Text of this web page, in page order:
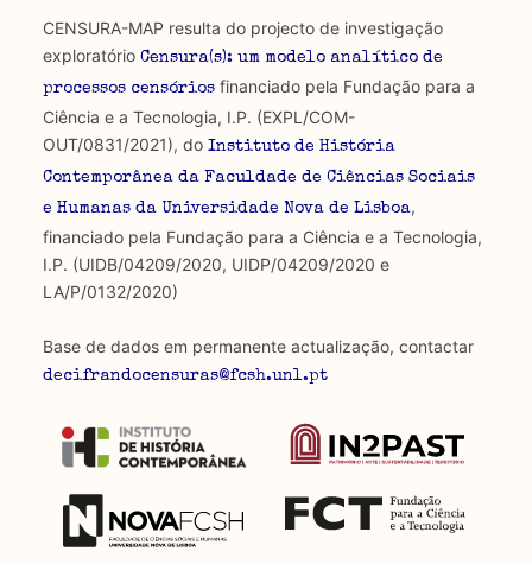
CENSURA-MAP resulta do projecto de investigação
exploratório Censura(s): um modelo analítico de
processos censóriosfinanciado pela Fundação para a
Ciência e a Tecnologia, I.P. (EXPL/COM-
OUT/0831/2021), do Instituto de História
Contemporânea da Faculdade de Ciências Sociais
e Humanas da Universidade Nova de Lisboa,
financiado pela Fundação para a Ciência e a Tecnologia,
I.P. (UIDB/04209/2020, UIDP/04209/2020 e
LA/P/0132/2020)
Base de dados em permanente actualização, contactar
decifrandocensuras@fcsh.unl.pt